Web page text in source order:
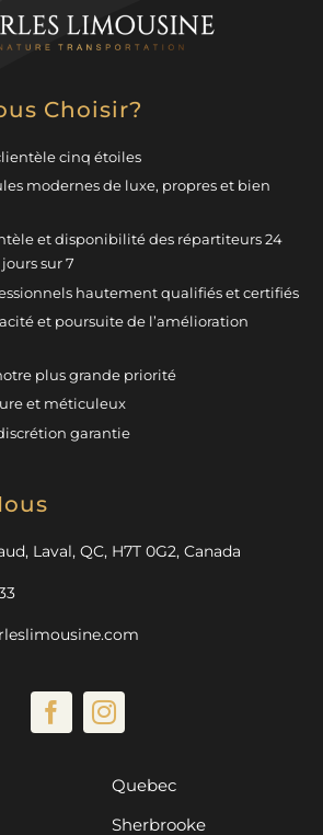
Choisir?
cinq étoiles
modernes de luxe, propres et bien
et disponibilité des répartiteurs 24
sur 7
hautement qualifiés et certifiés
et poursuite de l’amélioration
plus grande priorité
et méticuleux
garantie
Laval, QC, H7T 0G2, Canada
Quebec
Sherbrooke